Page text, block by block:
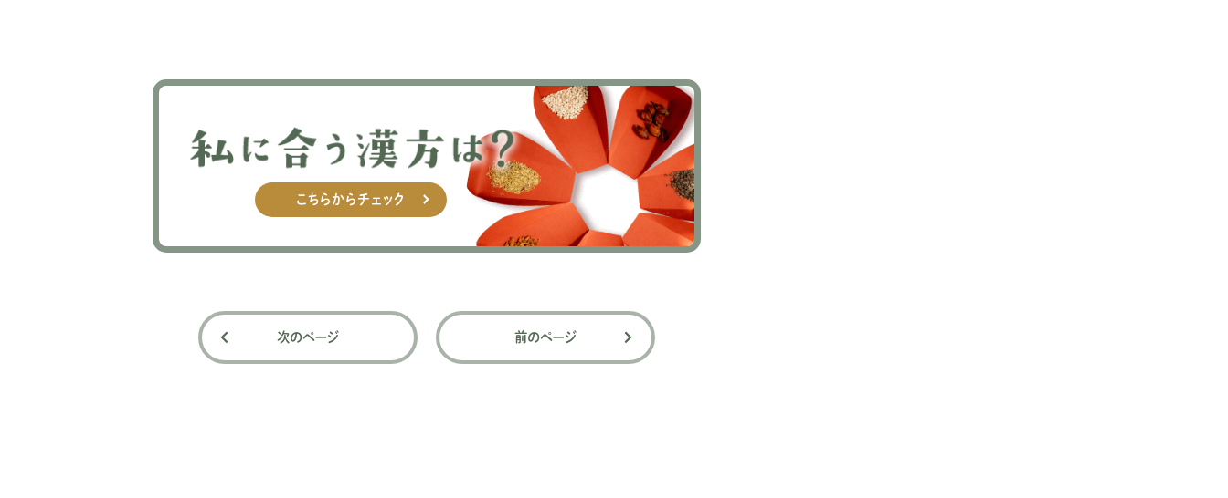
こちらからチェック
次のページ 前のページ